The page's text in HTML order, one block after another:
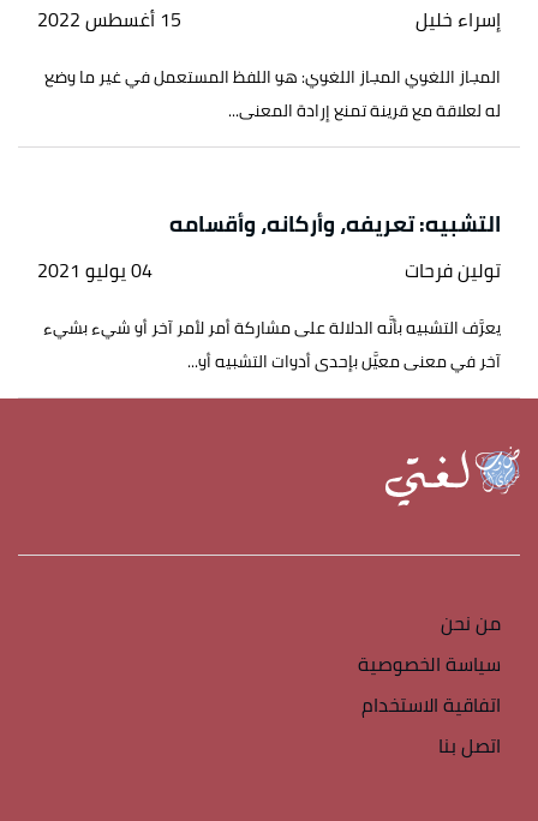
إسراء خليل 15 أغسطس 2022
المجاز اللغوي المجاز اللغوي: هو اللفظ المستعمل في غير ما وضع
له لعلاقة مع قرينة تمنع إرادة المعنى...
التشبيه: تعريفه، وأركانه، وأقسامه
تولين فرحات 04 يوليو 2021
يعرَّف التشبيه بأنَّه الدلالة على مشاركة أمر لأمر آخر أو شيء بشيء
آخر في معنى معيَّن بإحدى أدوات التشبيه أو...
من نحن
سياسة الخصوصية
اتفاقية الاستخدام
اتصل بنا